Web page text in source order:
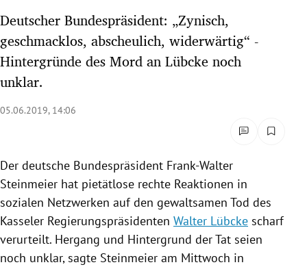
Untermenü
Untermenü
Untermenü
Untermenü
Untermenü
Untermenü
Deutscher Bundespräsident: „Zynisch,
geschmacklos, abscheulich, widerwärtig“ -
Hintergründe des Mord an Lübcke noch
unklar.
05.06.2019, 14:06
Der deutsche Bundespräsident Frank-Walter
Steinmeier hat pietätlose rechte Reaktionen in
sozialen Netzwerken auf den gewaltsamen Tod des
Kasseler Regierungspräsidenten Walter Lübcke scharf
verurteilt. Hergang und Hintergrund der Tat seien
noch unklar, sagte Steinmeier am Mittwoch in